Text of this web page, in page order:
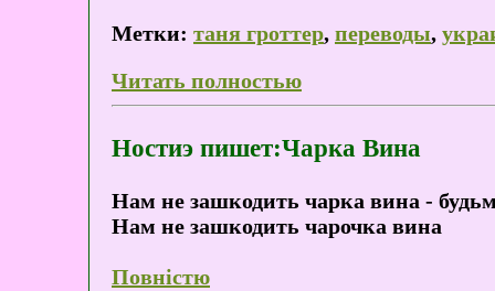
Метки: таня гроттер, переводы,
Читать полностью
Ностиэ пишет:Чарка Вина
Нам не зашкодить чарка вина -
Нам не зашкодить чарочка вина
Повністю